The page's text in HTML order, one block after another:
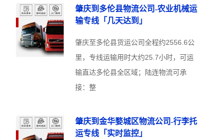
肇庆到多伦县物流公司-农业机械运
输专线「几天达到」
肇庆至多伦县货运公司全程约2556.6公
里，专线运输用时大约25.7小时，可运
输直达多伦县全区域；陆连物流可承
接：整
肇庆到金华婺城区物流公司-行李托
运专线「实时监控」